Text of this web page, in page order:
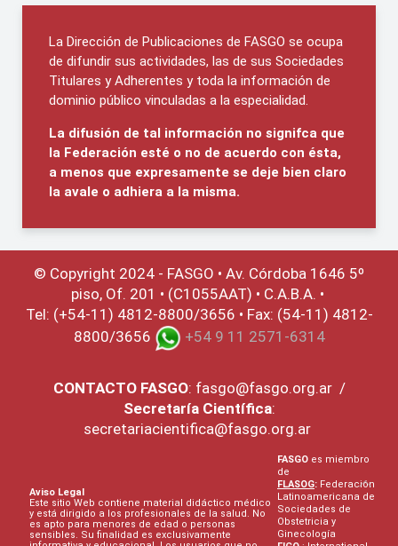
La Dirección de Publicaciones de FASGO se ocupa
de difundir sus actividades, las de sus Sociedades
Titulares y Adherentes y toda la información de
dominio público vinculadas a la especialidad.
La difusión de tal información no signifca que
la Federación esté o no de acuerdo con ésta,
a menos que expresamente se deje bien claro
la avale o adhiera a la misma.
© Copyright 2024 - FASGO • Av. Córdoba 1646 5º
piso, Of. 201 • (C1055AAT) • C.A.B.A. •
Tel: (+54-11) 4812-8800/3656 • Fax: (54-11) 4812-
8800/3656
+54 9 11 2571-6314
CONTACTO FASGO: fasgo@fasgo.org.ar/
Secretaría Científica:
secretariacientifica@fasgo.org.ar
Aviso Legal
Este sitio Web contiene material didáctico médico
y está dirigido a los profesionales de la salud. No
es apto para menores de edad o personas
sensibles. Su finalidad es exclusivamente
FASGO es miembro
de
FLASOG: Federación
Latinoamericana de
Sociedades de
Obstetricia y
Ginecología